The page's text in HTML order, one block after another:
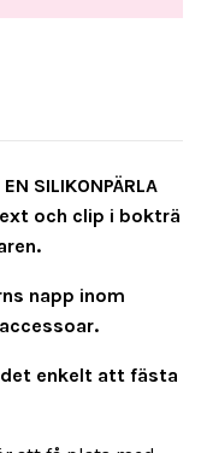
SILIKONPÄRLA
och clip i bokträ
napp inom
enkelt att fästa